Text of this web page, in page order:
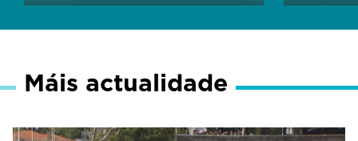
Máis actualidade